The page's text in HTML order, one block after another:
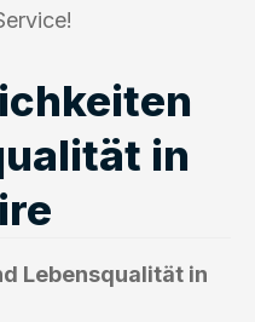
in
Lebensqualität in